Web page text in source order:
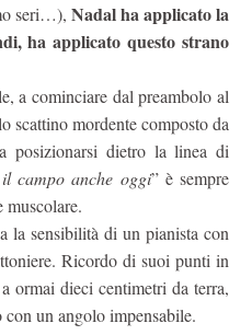
seri…), Nadal ha applicato la
ha applicato questo strano
a cominciare dal preambolo al
scattino mordente composto da
posizionarsi dietro la linea di
campo anche oggi” è sempre
muscolare.
la sensibilità di un pianista con
Ricordo di suoi punti in
ormai dieci centimetri da terra,
un angolo impensabile.